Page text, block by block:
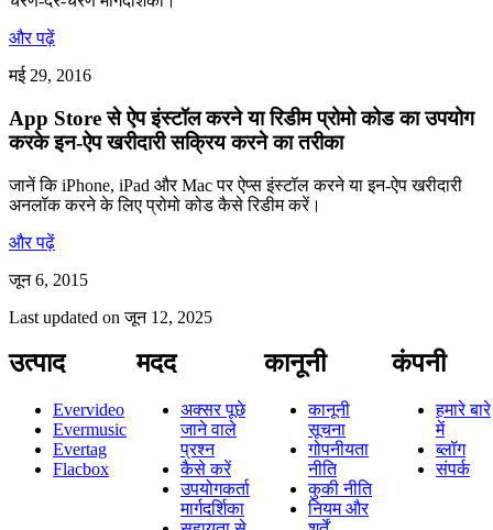
और पढ़ें
मई 29, 2016
App Store से ऐप इंस्टॉल करने या रिडीम प्रोमो कोड का उपयोग
करके इन-ऐप खरीदारी सक्रिय करने का तरीका
जानें कि iPhone, iPad और Mac पर ऐप्स इंस्टॉल करने या इन-ऐप खरीदारी
अनलॉक करने के लिए प्रोमो कोड कैसे रिडीम करें।
और पढ़ें
जून 6, 2015
Last updated onजून 12, 2025
उत्पाद
Evervideo
Evermusic
Evertag
Flacbox
मदद
अक्सर पूछे
जाने वाले
प्रश्न
कैसे करें
उपयोगकर्ता
मार्गदर्शिका
कानूनी
कानूनी
सूचना
गोपनीयता
नीति
कुकी नीति
नियम और
कंपनी
हमारे बारे
में
ब्लॉग
संपर्क